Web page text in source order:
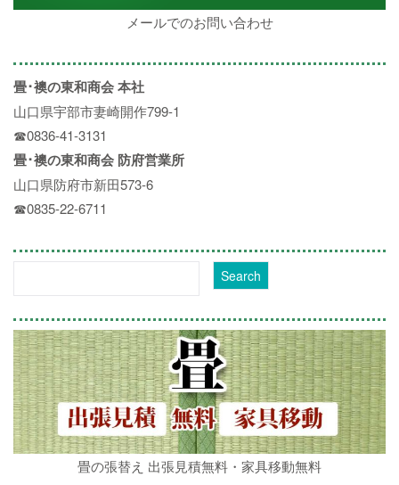
メールでのお問い合わせ
畳･襖の東和商会 本社
山口県宇部市妻崎開作799-1
☎0836-41-3131
畳･襖の東和商会 防府営業所
山口県防府市新田573-6
☎0835-22-6711
畳の張替え 出張見積無料・家具移動無料